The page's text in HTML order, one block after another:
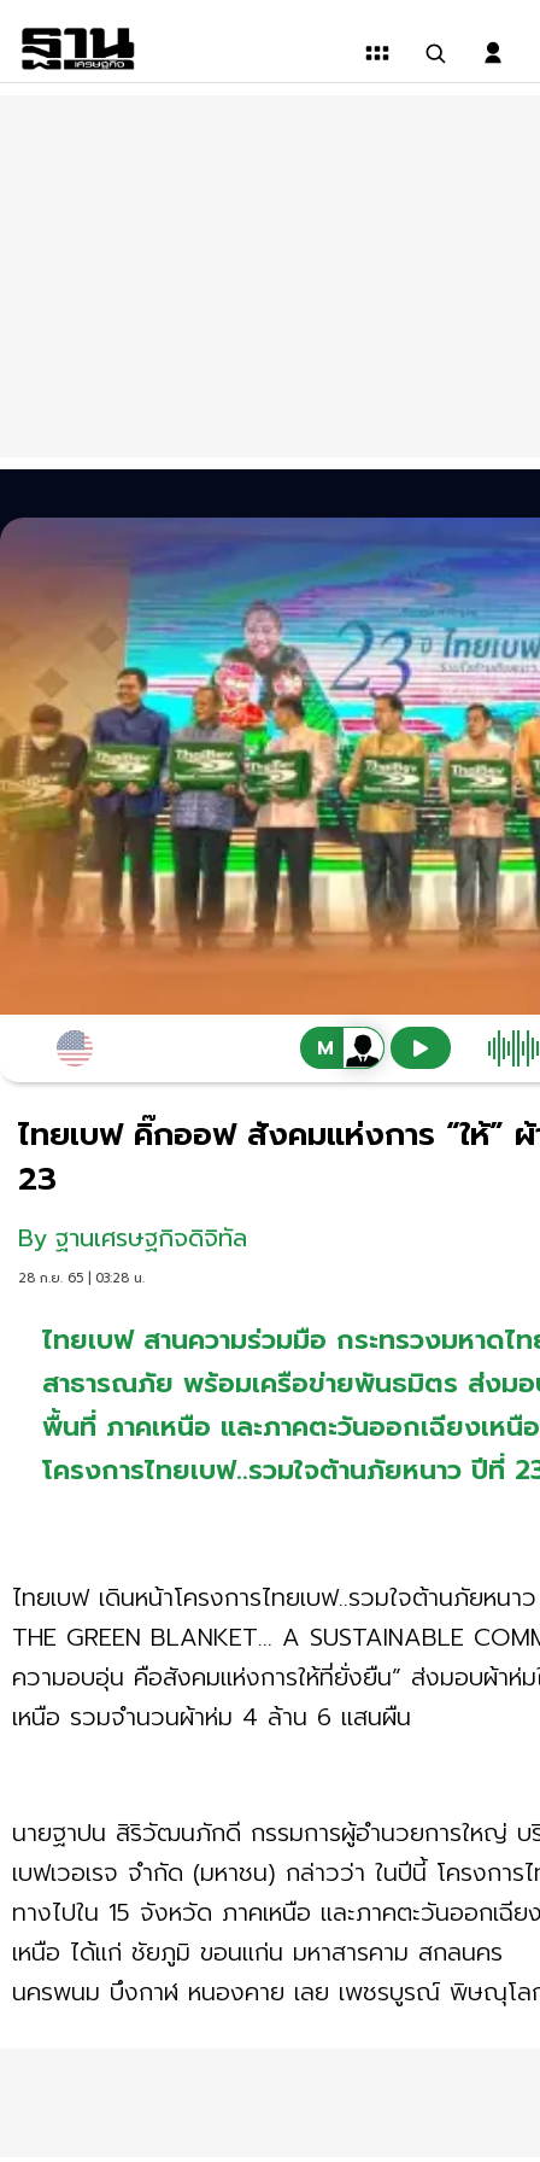
ไทยเบฟ คิ๊กออฟ สังคมแห่งการ “ให้”
23
By ฐานเศรษฐกิจดิจิทัล
28 ก.ย. 65 | 03:28 น.
ไทยเบฟ สานความร่วมมือ กระทรวงมหาดไ
สาธารณภัย พร้อมเครือข่ายพันธมิตร ส่งมอ
พื้นที่ ภาคเหนือ และภาคตะวันออกเฉียงเห
โครงการไทยเบฟ..รวมใจต้านภัยหนาว ปีที่
ไทยเบฟ เดินหน้าโครงการไทยเบฟ..รวมใจต้านภัยห
THE GREEN BLANKET… A SUSTAINABLE
ความอบอุ่น คือสังคมแห่งการให้ที่ยั่งยืน” ส่งมอบผ้าห่ม
เหนือ รวมจำนวนผ้าห่ม 4 ล้าน 6 แสนผืน
นายฐาปน สิริวัฒนภักดี กรรมการผู้อำนวยการใหญ่ บ
เบฟเวอเรจ จำกัด (มหาชน) กล่าวว่า ในปีนี้ โครงการ
ทางไปใน 15 จังหวัด ภาคเหนือ และภาคตะวันออกเฉีย
เหนือ ได้แก่ ชัยภูมิ ขอนแก่น มหาสารคาม สกลนคร
นครพนม บึงกาฬ หนองคาย เลย เพชรบูรณ์ พิษณุโล